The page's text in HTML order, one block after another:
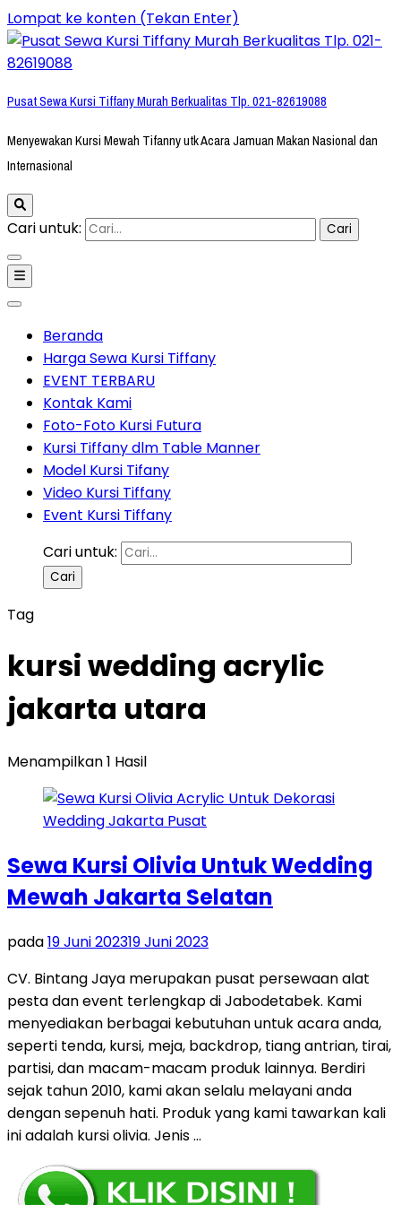
Lompat ke konten (Tekan Enter)
Pusat Sewa Kursi Tiffany Murah Berkualitas Tlp. 021-82619088
Menyewakan Kursi Mewah Tifanny utk Acara Jamuan Makan Nasional dan
Internasional
Cari untuk:
Beranda
Harga Sewa Kursi Tiffany
EVENT TERBARU
Kontak Kami
Foto-Foto Kursi Futura
Kursi Tiffany dlm Table Manner
Model Kursi Tifany
Video Kursi Tiffany
Event Kursi Tiffany
Cari untuk:
Tag
kursi wedding acrylic
jakarta utara
Menampilkan 1 Hasil
Sewa Kursi Olivia Untuk Wedding
Mewah Jakarta Selatan
pada19 Juni 202319 Juni 2023
CV. Bintang Jaya merupakan pusat persewaan alat
pesta dan event terlengkap di Jabodetabek. Kami
menyediakan berbagai kebutuhan untuk acara anda,
seperti tenda, kursi, meja, backdrop, tiang antrian, tirai,
partisi, dan macam-macam produk lainnya. Berdiri
sejak tahun 2010, kami akan selalu melayani anda
dengan sepenuh hati. Produk yang kami tawarkan kali
ini adalah kursi olivia. Jenis …